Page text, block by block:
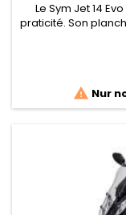
Le Sym Jet 14
praticité. Son
de lui un utilitaire
CLEFS EN MAINS
LIGNE Plus d'info
 Nur